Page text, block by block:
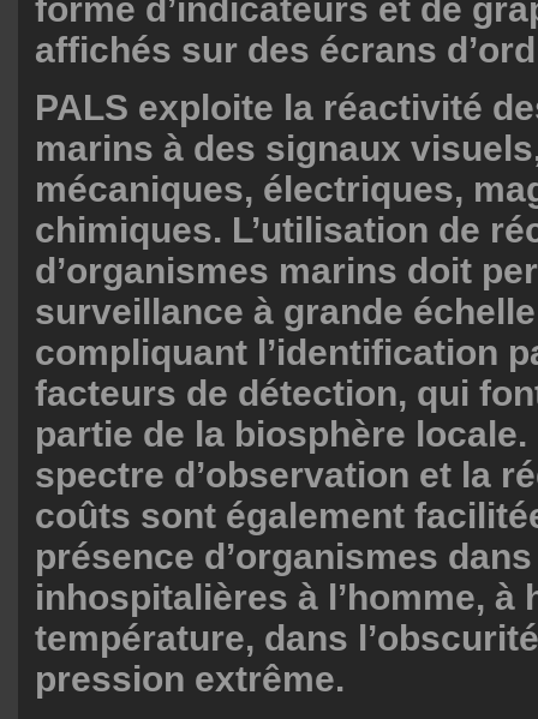
forme d’indicateurs et de
affichés sur des écrans
PALS exploite la réactivité
marins à des signaux
mécaniques, électriques,
chimiques. L’utilisation de
d’organismes marins doit
surveillance à grande
compliquant l’identification
facteurs de détection, qui
partie de la biosphère locale.
spectre d’observation et la
coûts sont également
présence d’organismes
inhospitalières à l’homme, à
température, dans
pression extrême.